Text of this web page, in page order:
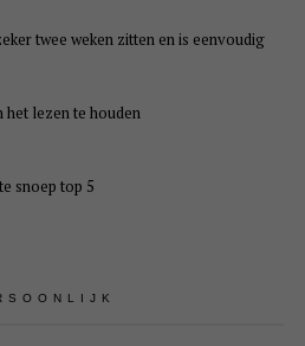
twee weken zitten en is eenvoudig
het lezen te houden
snoep top 5